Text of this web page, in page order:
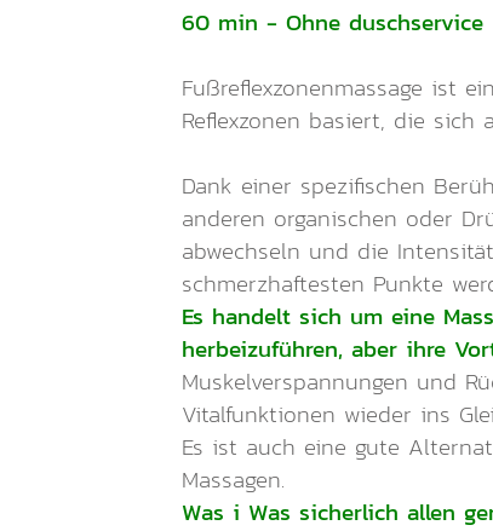
60 min - Ohne duschservice
Fußreflexzonenmassage ist
Reflexzonen basiert, die sich
Dank einer spezifischen
anderen organischen oder
abwechseln und die
schmerzhaftesten Punkte
Es handelt sich um eine
herbeizuführen, aber ihre
Muskelverspannungen und
Vitalfunktionen wieder ins
Es ist auch eine gute
Massagen.
Was i Was sicherlich allen